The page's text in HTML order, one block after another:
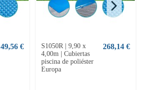
49,56 €
S1050R | 9,90 x
4,00m | Cubiertas
piscina de poliéster
Europa
268,14 €